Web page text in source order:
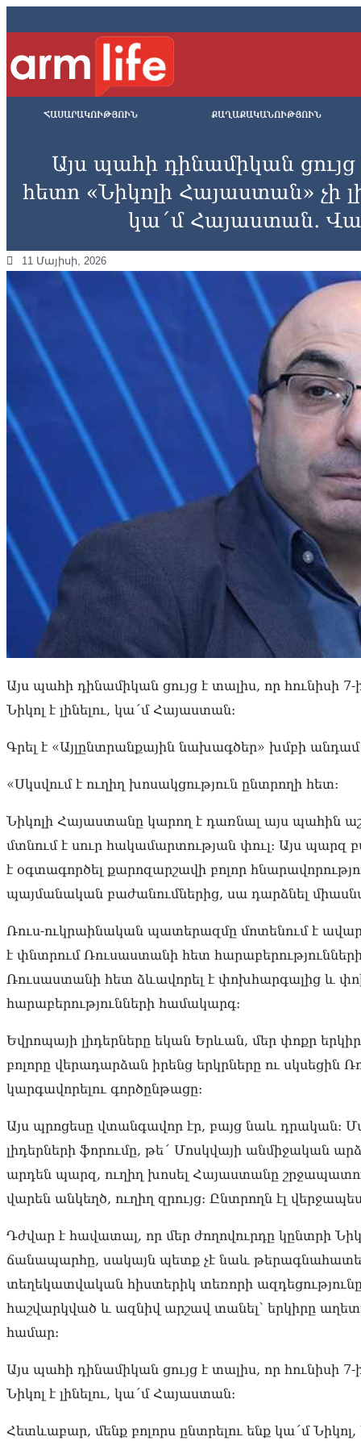
ՀԱՍԱՐԱԿՈՒԹՅՈՒՆ ՔԱՂԱՔԱԿԱՆՈՒԹՅՈՒՆ
Այս պահի դինամիկան ցույց
հետո «Նիկոլի Հայաստան» չի
կա´մ Հայաստան․
11 Մայիսի, 2026
Այս պահի դինամիկան ցույց է տալիս, որ հունիսի
Նիկոլ է լինելու, կա´մ Հայաստան։
Գրել է «Այլընտրանքային նախագծեր» խմբի
«Սկսվում է ուղիղ խոսակցություն ընտրողի հետ:
Նիկոլի Հայաստանը կարող է դառնալ այս պահին
մտնում է սուր հակամարտության փուլ։ Այս
է օգտագործել քարոզարշավի բոլոր
պայմանական բաժանումներից, սա դարձնել
Ռուս-ուկրաինական պատերազմը մոտենում է
է փնտրում Ռուսաստանի հետ
Ռուսաստանի հետ ձևավորել է փոխհարգալից և
հարաբերությունների համակարգ։
Եվրոպայի լիդերները եկան Երևան, մեր փոքր
բոլորը վերադարձան իրենց երկրները ու սկսեցին
կարգավորելու գործընթացը։
Այս պրոցեսը վտանգավոր էր, բայց նաև դրական։
լիդերների ֆորումը, թե´ Մոսկվայի անմիջական
արդեն պարզ, ուղիղ խոսել Հայաստանը
վարեն անկեղծ, ուղիղ զրույց։ Ընտրողն էլ
Դժվար է հավատալ, որ մեր ժողովուրդը կընտրի
ճանապարհը, սակայն պետք չէ նաև
տեղեկատվական հիստերիկ տեռորի
հաշվարկված և ազնիվ արշավ տանել՝ երկիրը
համար։
Այս պահի դինամիկան ցույց է տալիս, որ հունիսի
Նիկոլ է լինելու, կա´մ Հայաստան։
Հետևաբար, մենք բոլորս ընտրելու ենք կա´մ